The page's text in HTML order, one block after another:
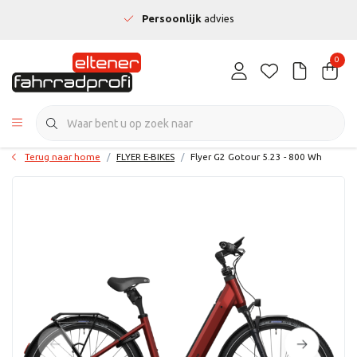
Persoonlijkadvies
0
Terug naar home FLYER E-BIKES Flyer G2 Gotour 5.23 - 800 Wh